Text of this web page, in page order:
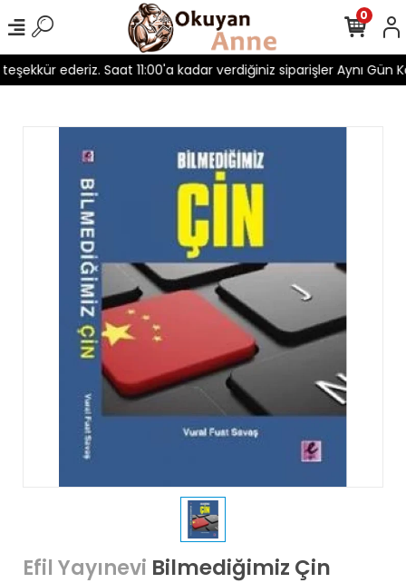
ederiz. Saat 11:00'a kadar verdiğiniz siparişler Aynı Gün
0
Efil Yayınevi Bilmediğimiz Çin